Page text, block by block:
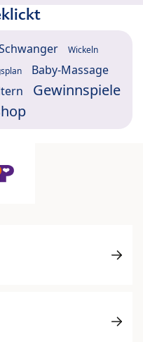
Wickeln
Baby-Massage
Gewinnspiele